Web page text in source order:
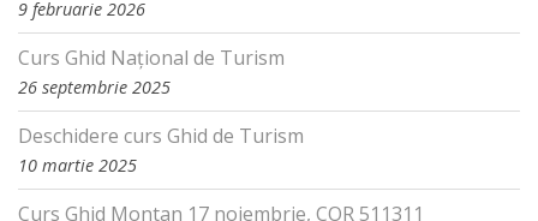
9 februarie 2026
Curs Ghid Național de Turism
26 septembrie 2025
Deschidere curs Ghid de Turism
10 martie 2025
Curs Ghid Montan 17 noiembrie, COR 511311